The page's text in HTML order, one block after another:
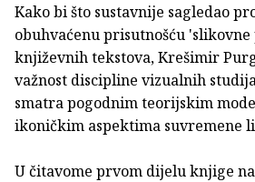
Kako bi što sustavnije sagledao
obuhvaćenu prisutnošću
književnih tekstova, Krešimir
važnost discipline vizualnih
smatra pogodnim teorijskim
ikoničkim aspektima suvremene
U čitavome prvom dijelu knjige